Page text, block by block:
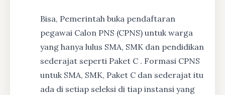
Bisa, Pemerintah buka pendaftaran
pegawai Calon PNS (CPNS) untuk warga
yang hanya lulus SMA, SMK dan pendidikan
sederajat seperti Paket C . Formasi CPNS
untuk SMA, SMK, Paket C dan sederajat itu
ada di setiap seleksi di tiap instansi yang